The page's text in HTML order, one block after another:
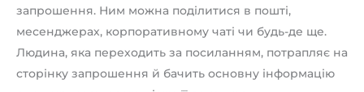
запрошення. Ним можна поділитися в пошті,
месенджерах, корпоративному чаті чи будь-де ще.
Людина, яка переходить за посиланням, потрапляє на
сторінку запрошення й бачить основну інформацію